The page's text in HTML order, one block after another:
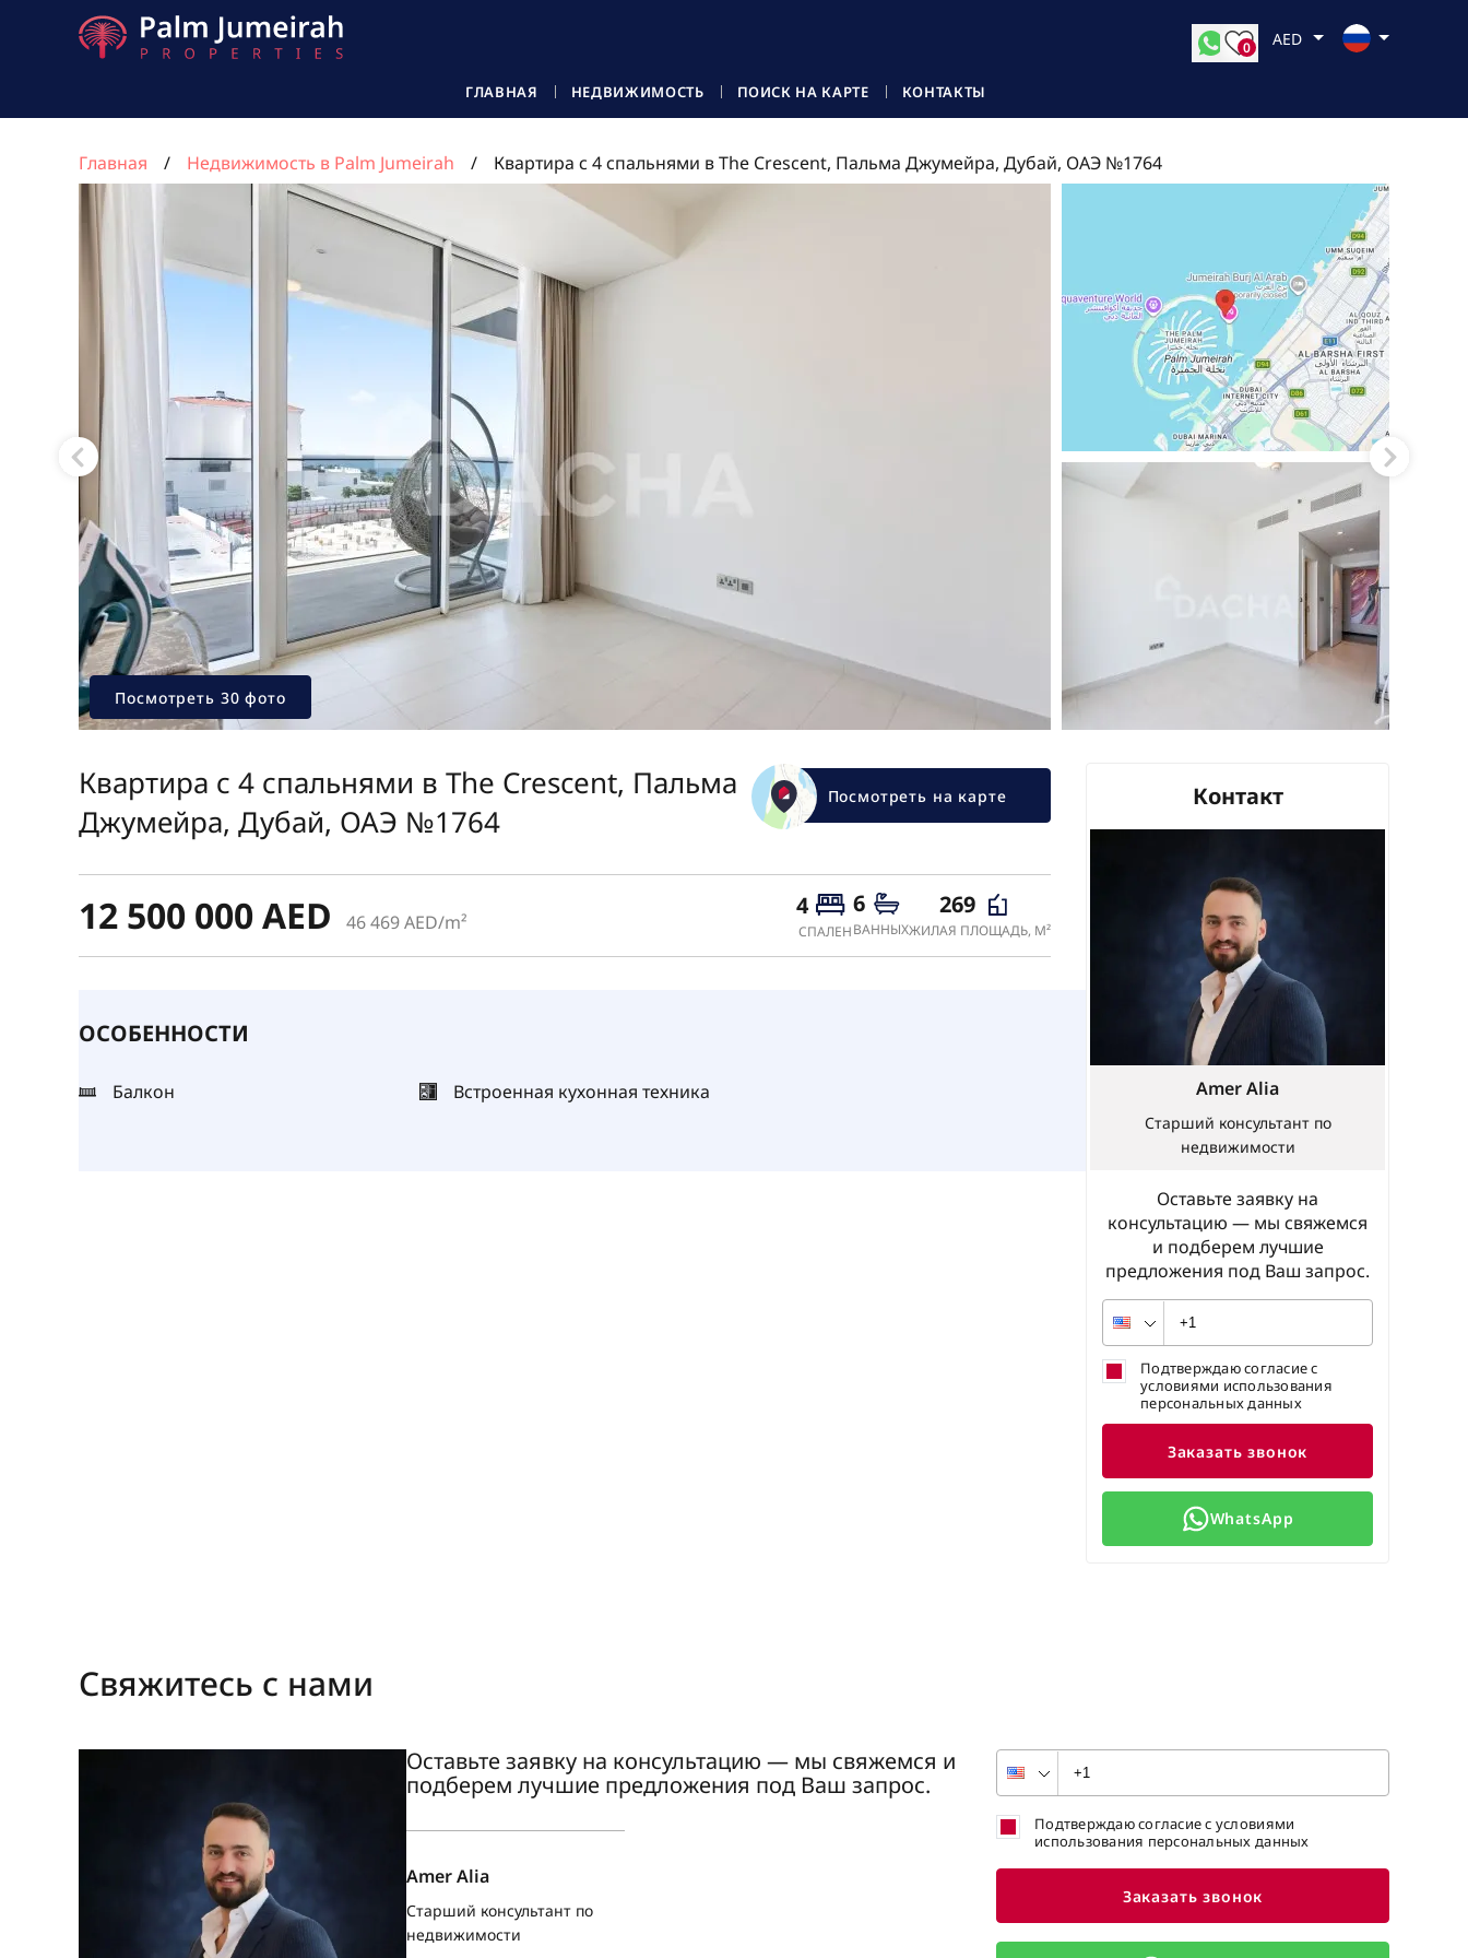
ГЛАВНАЯ НЕДВИЖИМОСТЬ ПОИСК НА КАРТЕ КОНТАКТЫ
0 AED
Главная Недвижимость в Palm Jumeirah Квартира с 4 спальнями в The Crescent, Пальма Джумейра, Дубай, ОАЭ №1764
Посмотреть 30 фото
Квартира с 4 спальнями в The Crescent, Пальма
Джумейра, Дубай, ОАЭ №1764
Посмотреть на карте
12 500 000 AED 46 469 AED/m²
4
СПАЛЕН
6
ВАННЫХ
269
ЖИЛАЯ ПЛОЩАДЬ, М²
ОСОБЕННОСТИ
Балкон Встроенная кухонная техника
Контакт
Оставьте заявку на
консультацию — мы свяжемся
и подберем лучшие
предложения под Ваш запрос.
Amer Alia
Старший консультант по
недвижимости
Подтверждаю согласие с
условиями использования
персональных данных
Заказать звонок
WhatsApp
Свяжитесь с нами
Оставьте заявку на консультацию — мы свяжемся и
подберем лучшие предложения под Ваш запрос.
Amer Alia
Старший консультант по
недвижимости
Подтверждаю согласие с условиями
использования персональных данных
Заказать звонок